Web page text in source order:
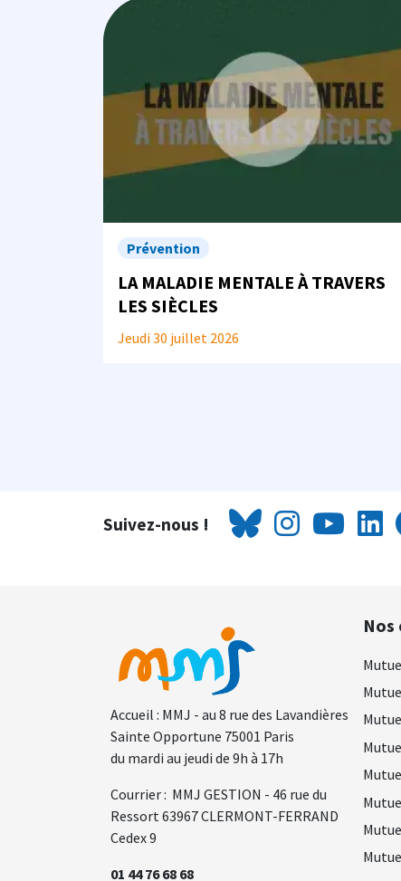
Image
Prévention
LA MALADIE MENTALE À TRAVERS
LES SIÈCLES
Jeudi 30 juillet 2026
Suivez-nous !
Accueil : MMJ - au 8 rue des Lavandières
Sainte Opportune 75001 Paris
du mardi au jeudi de 9h à 17h
Courrier : MMJ GESTION - 46 rue du
Ressort 63967 CLERMONT-FERRAND
Cedex 9
01 44 76 68 68
Nos